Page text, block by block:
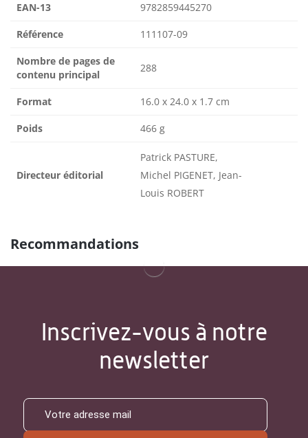
EAN-13 9782859445270
Référence 111107-09
Nombre de pages de
contenu principal
288
Format 16.0 x 24.0 x 1.7 cm
Poids 466 g
Directeur éditorial
Patrick PASTURE,
Michel PIGENET, Jean-
Louis ROBERT
Recommandations
Inscrivez-vous à notre
newsletter